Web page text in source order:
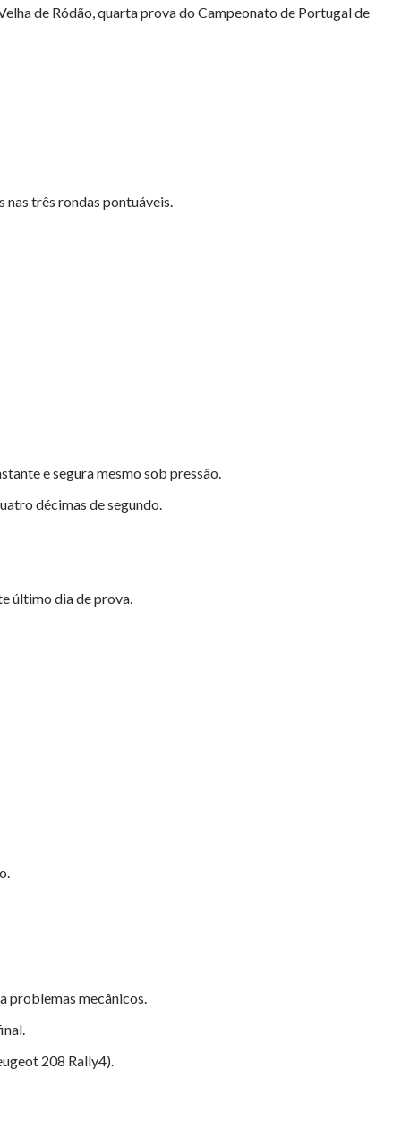
de Ródão, quarta prova do Campeonato de Portugal de
nas três rondas pontuáveis.
e segura mesmo sob pressão.
décimas de segundo.
último dia de prova.
problemas mecânicos.
208 Rally4).